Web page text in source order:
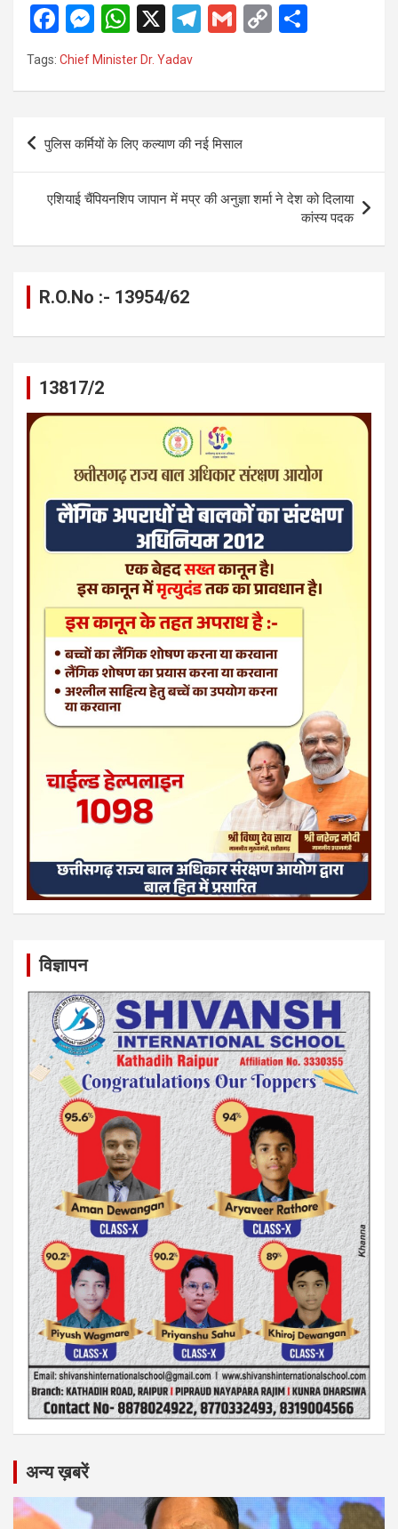
F
a
ce
o
k
M
es
se
g
W
h
at
A
p
p
X
T
a
m
G
C
Tags: Chief Minister Dr. Yadav
Post
navigation
पुलिस कर्मियों के लिए कल्याण की नई मिसाल
एशियाई चैंपियनशिप जापान में मप्र की अनुज्ञा शर्मा ने देश को दिलाया
कांस्य पदक
R.O.No :- 13954/62
13817/2
विज्ञापन
अन्य ख़बरें